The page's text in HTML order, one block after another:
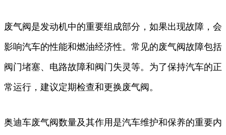
废气阀是发动机中的重要组成部分，如果出现故障，会
影响汽车的性能和燃油经济性。常见的废气阀故障包括
阀门堵塞、电路故障和阀门失灵等。为了保持汽车的正
常运行，建议定期检查和更换废气阀。
奥迪车废气阀数量及其作用是汽车维护和保养的重要内